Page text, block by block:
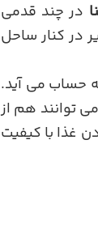
در چند قدمی
در کنار ساحل
حساب می آید.
توانند هم از
غذا با کیفیت